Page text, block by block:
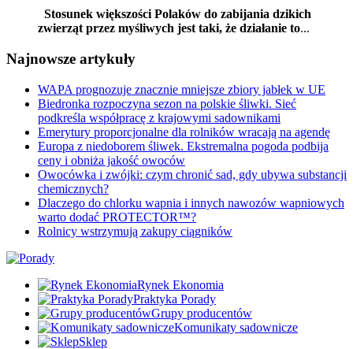
Stosunek większości Polaków do zabijania dzikich
zwierząt przez myśliwych jest taki, że działanie to...
Najnowsze artykuły
WAPA prognozuje znacznie mniejsze zbiory jabłek w UE
Biedronka rozpoczyna sezon na polskie śliwki. Sieć
podkreśla współpracę z krajowymi sadownikami
Emerytury proporcjonalne dla rolników wracają na agendę
Europa z niedoborem śliwek. Ekstremalna pogoda podbija
ceny i obniża jakość owoców
Owocówka i zwójki: czym chronić sad, gdy ubywa substancji
chemicznych?
Dlaczego do chlorku wapnia i innych nawozów wapniowych
warto dodać PROTECTOR™?
Rolnicy wstrzymują zakupy ciągników
Rynek Ekonomia
Praktyka Porady
Grupy producentów
Komunikaty sadownicze
Sklep